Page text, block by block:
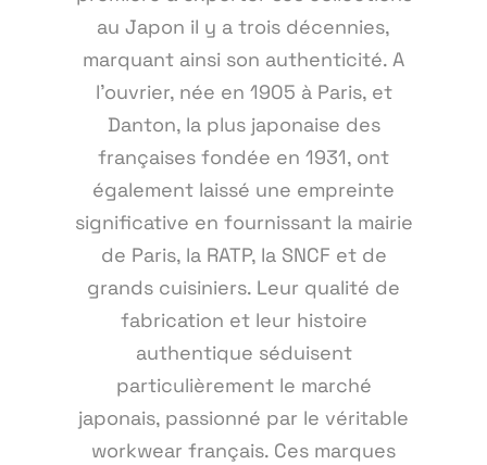
au Japon il y a trois décennies,
marquant ainsi son authenticité. A
l'ouvrier, née en 1905 à Paris, et
Danton, la plus japonaise des
françaises fondée en 1931, ont
également laissé une empreinte
significative en fournissant la mairie
de Paris, la RATP, la SNCF et de
grands cuisiniers. Leur qualité de
fabrication et leur histoire
authentique séduisent
particulièrement le marché
japonais, passionné par le véritable
workwear français. Ces marques